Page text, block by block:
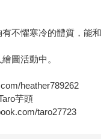
不懼寒冷的體質，能
圖活動中。
heather789262
芋頭
taro27723